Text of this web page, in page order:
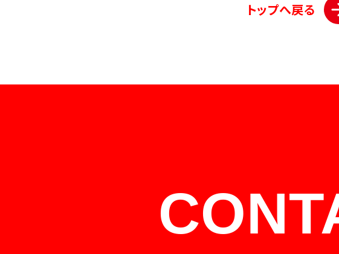
トップへ戻る